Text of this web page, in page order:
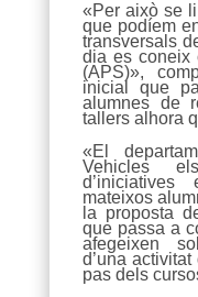
«Per això se
que podíem
transversals
dia es coneix
(APS)»,
inicial que
alumnes de
tallers alhora
«El
Vehicles
mateixos
la proposta
que passa a
afegeixen
d’una
pas dels